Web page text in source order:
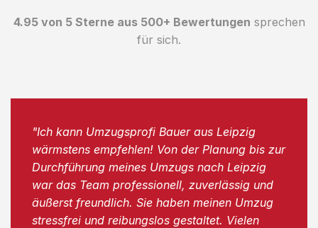
4.95 von 5 Sterne aus 500+ Bewertungen sprechen
für sich.
"Ich kann Umzugsprofi Bauer aus Leipzig
wärmstens empfehlen! Von der Planung bis zur
Durchführung meines Umzugs nach Leipzig
war das Team professionell, zuverlässig und
äußerst freundlich. Sie haben meinen Umzug
stressfrei und reibungslos gestaltet. Vielen